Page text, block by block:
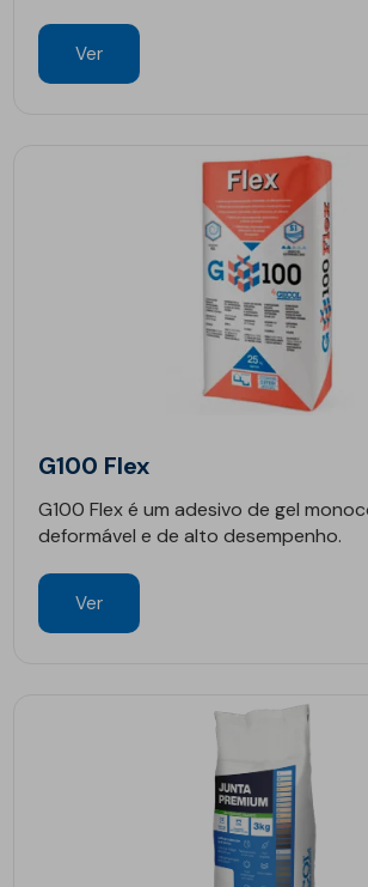
Ver
G100 Flex
G100 Flex é um adesivo de gel
deformável e de alto desempenho.
Ver